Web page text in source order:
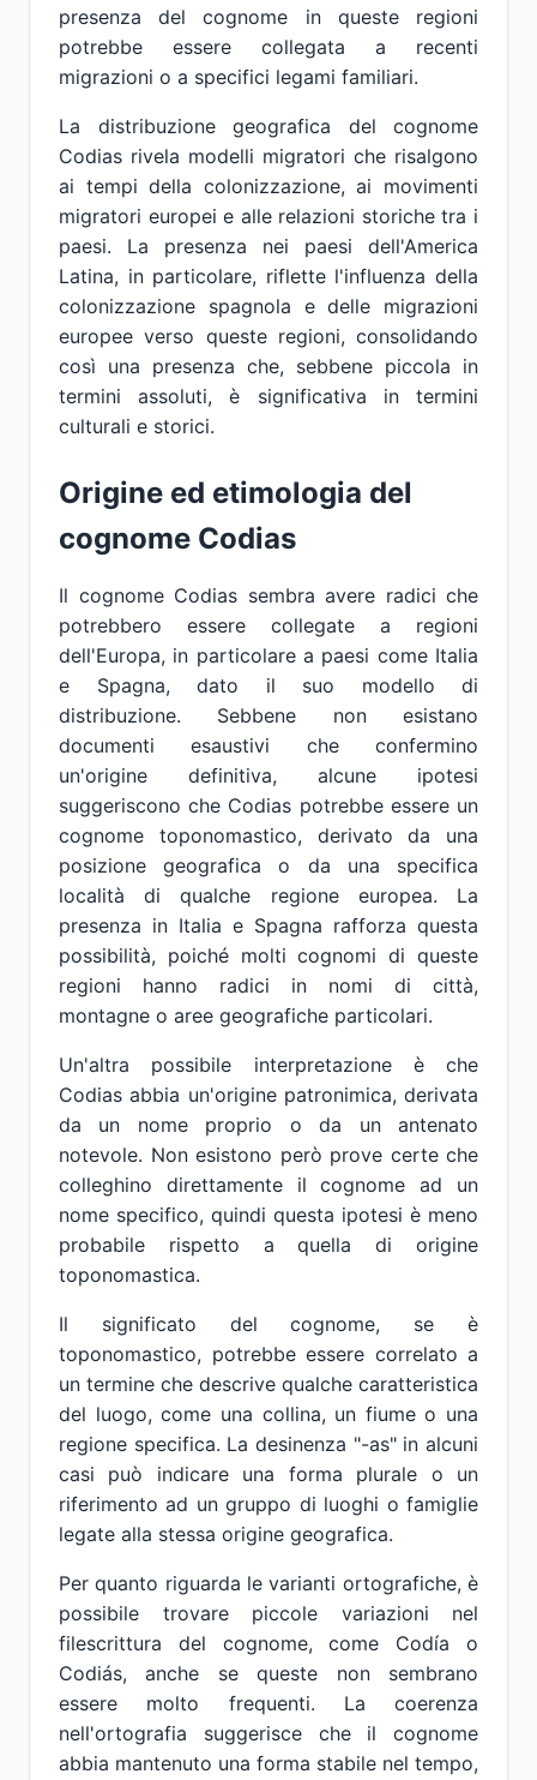
presenza del cognome in queste regioni
potrebbe essere collegata a recenti
migrazioni o a specifici legami familiari.
La distribuzione geografica del cognome
Codias rivela modelli migratori che risalgono
ai tempi della colonizzazione, ai movimenti
migratori europei e alle relazioni storiche tra i
paesi. La presenza nei paesi dell'America
Latina, in particolare, riflette l'influenza della
colonizzazione spagnola e delle migrazioni
europee verso queste regioni, consolidando
così una presenza che, sebbene piccola in
termini assoluti, è significativa in termini
culturali e storici.
Origine ed etimologia del
cognome Codias
Il cognome Codias sembra avere radici che
potrebbero essere collegate a regioni
dell'Europa, in particolare a paesi come Italia
e Spagna, dato il suo modello di
distribuzione. Sebbene non esistano
documenti esaustivi che confermino
un'origine definitiva, alcune ipotesi
suggeriscono che Codias potrebbe essere un
cognome toponomastico, derivato da una
posizione geografica o da una specifica
località di qualche regione europea. La
presenza in Italia e Spagna rafforza questa
possibilità, poiché molti cognomi di queste
regioni hanno radici in nomi di città,
montagne o aree geografiche particolari.
Un'altra possibile interpretazione è che
Codias abbia un'origine patronimica, derivata
da un nome proprio o da un antenato
notevole. Non esistono però prove certe che
colleghino direttamente il cognome ad un
nome specifico, quindi questa ipotesi è meno
probabile rispetto a quella di origine
toponomastica.
Il significato del cognome, se è
toponomastico, potrebbe essere correlato a
un termine che descrive qualche caratteristica
del luogo, come una collina, un fiume o una
regione specifica. La desinenza "-as" in alcuni
casi può indicare una forma plurale o un
riferimento ad un gruppo di luoghi o famiglie
legate alla stessa origine geografica.
Per quanto riguarda le varianti ortografiche, è
possibile trovare piccole variazioni nel
filescrittura del cognome, come Codía o
Codiás, anche se queste non sembrano
essere molto frequenti. La coerenza
nell'ortografia suggerisce che il cognome
abbia mantenuto una forma stabile nel tempo,